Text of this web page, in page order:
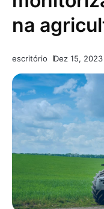
na
escritório Dez 15, 2023